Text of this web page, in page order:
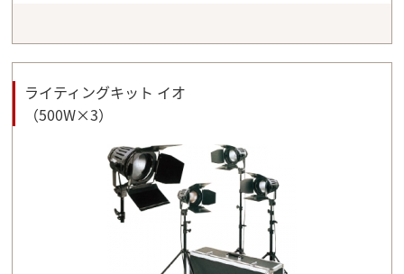
ライティングキット イオ
（500W×3）